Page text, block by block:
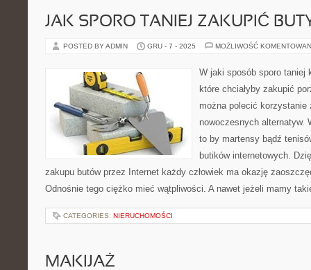
JAK SPORO TANIEJ ZAKUPIĆ
POSTED BY ADMIN GRU - 7 - 2025 MOŻLIWOŚĆ
W jaki sposób sporo taniej
które chciałyby zakupić
można polecić korzystanie
nowoczesnych alternatyw.
to by martensy bądź
butików internetowych.
zakupu butów przez Internet każdy człowiek ma okazję
Odnośnie tego ciężko mieć wątpliwości. A nawet jeżeli mamy
CATEGORIES: NIERUCHOMOŚCI
MAKIJAŻ